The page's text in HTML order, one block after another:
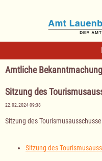
Amtliche
Sitzung des
22.02.2024 09:38
Sitzung des
Sitzung des